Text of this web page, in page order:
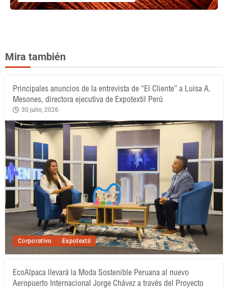
Mira también
Corporativo Expotextil
Principales anuncios de la entrevista de “El Cliente” a Luisa A.
Mesones, directora ejecutiva de Expotextil Perú
30 julio, 2026
EcoAlpaca llevará la Moda Sostenible Peruana al nuevo
Aeropuerto Internacional Jorge Chávez a través del Proyecto